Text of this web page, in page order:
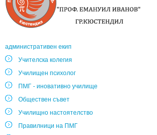
административен екип
Учителска колегия
Училищен психолог
ПМГ - иновативно училище
Обществен съвет
Училищно настоятелство
Правилници на ПМГ